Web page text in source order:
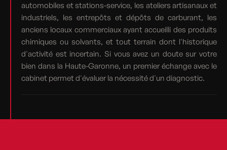
automobiles et stations-service, les ateliers artisanaux et
industriels, les entrepôts et dépôts de carburant, les
anciens locaux commerciaux ayant accueilli des produits
chimiques ou solvants, et tout terrain dont l'historique
d'activité est incertain. Si vous avez un doute sur votre
bien dans la Haute-Garonne, un premier échange avec le
cabinet permet d'évaluer la nécessité d'un diagnostic.